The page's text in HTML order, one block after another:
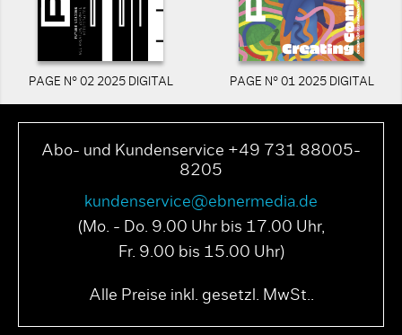
PAGE N° 02 2025 DIGITAL PAGE N° 01 2025 DIGITAL
Abo- und Kundenservice +49 731 88005-
8205
kundenservice@ebnermedia.de
(Mo. - Do. 9.00 Uhr bis 17.00 Uhr,
Fr. 9.00 bis 15.00 Uhr)
Alle Preise inkl. gesetzl. MwSt..